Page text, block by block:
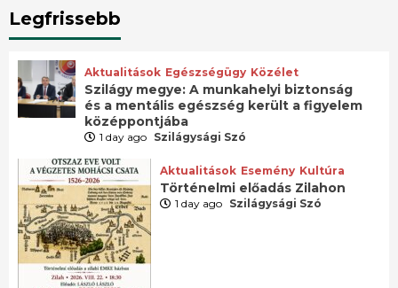
Legfrissebb
Aktualitások Egészségügy Közélet
Szilágy megye: A munkahelyi biztonság
és a mentális egészség került a figyelem
középpontjába
1 day ago Szilágysági Szó
Aktualitások Esemény Kultúra
Történelmi előadás Zilahon
1 day ago Szilágysági Szó